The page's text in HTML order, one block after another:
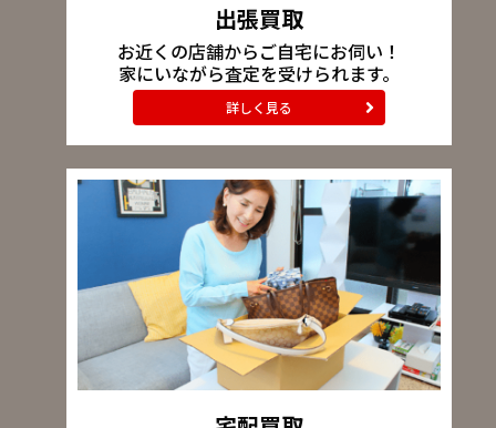
出張買取
お近くの店舗からご自宅にお伺い！
家にいながら査定を受けられます。
詳しく見る